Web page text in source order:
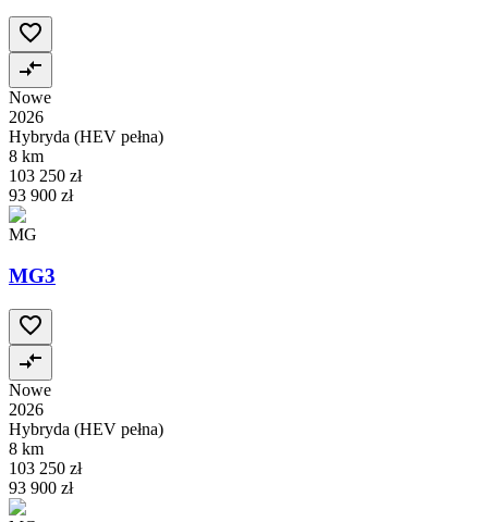
Nowe
2026
Hybryda (HEV pełna)
8 km
103 250 zł
93 900 zł
MG
MG3
Nowe
2026
Hybryda (HEV pełna)
8 km
103 250 zł
93 900 zł